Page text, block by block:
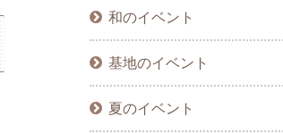
和のイベント
基地のイベント
夏のイベント